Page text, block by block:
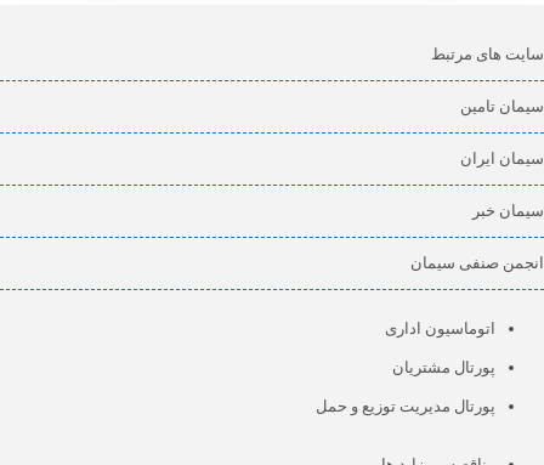
سایت های مرتبط
سیمان تامین
سیمان ایران
سیمان خبر
انجمن صنفی سیمان
اتوماسیون اداری
پورتال مشتریان
پورتال مدیریت توزیع و حمل